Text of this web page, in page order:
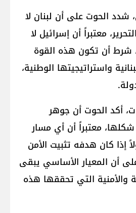
شدد الحوت على أن لبنان لا
معتبراً أن إسرائيل لا
شرط أن تكون هذه القوة
واستراتيجيتها الوطنية،
أكد الحوت أن جوهر
معتبراً أن أي مسار
إذا كان هدفه تثبيت الأمن
أن المعيار الأساسي يبقى
والأمنية التي تحققها هذه